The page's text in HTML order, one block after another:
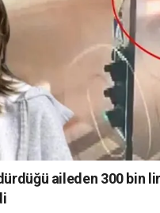
aileden 300 bin